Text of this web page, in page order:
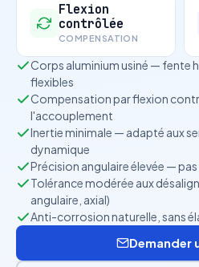
Flexion
contrôlée
COMPENSATION
Corps aluminium usiné — fente
flexibles
Compensation par flexion
l'accouplement
Inertie minimale — adapté aux
dynamique
Précision angulaire élevée —
Tolérance modérée aux
angulaire, axial)
Anti-corrosion naturelle, sans
Demander